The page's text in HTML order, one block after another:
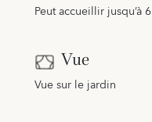
Peut accueillir jusqu’à
Vue
Vue sur le jardin